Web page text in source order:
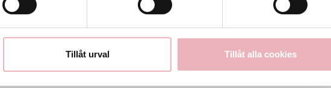
Tillåt urval Tillåt alla cookies